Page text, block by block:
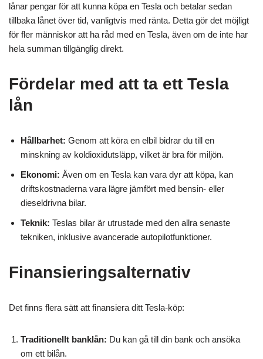
lånar pengar för att kunna köpa en Tesla och betalar sedan
tillbaka lånet över tid, vanligtvis med ränta. Detta gör det möjligt
för fler människor att ha råd med en Tesla, även om de inte har
hela summan tillgänglig direkt.
Fördelar med att ta ett Tesla
lån
Hållbarhet: Genom att köra en elbil bidrar du till en
minskning av koldioxidutsläpp, vilket är bra för miljön.
Ekonomi: Även om en Tesla kan vara dyr att köpa, kan
driftskostnaderna vara lägre jämfört med bensin- eller
dieseldrivna bilar.
Teknik: Teslas bilar är utrustade med den allra senaste
tekniken, inklusive avancerade autopilotfunktioner.
Finansieringsalternativ
Det finns flera sätt att finansiera ditt Tesla-köp:
Traditionellt banklån: Du kan gå till din bank och ansöka
om ett bilån.